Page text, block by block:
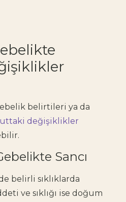
belirtileri ya da
değişiklikler
Sancı
belirli sıklıklarda
ve sıklığı ise doğum